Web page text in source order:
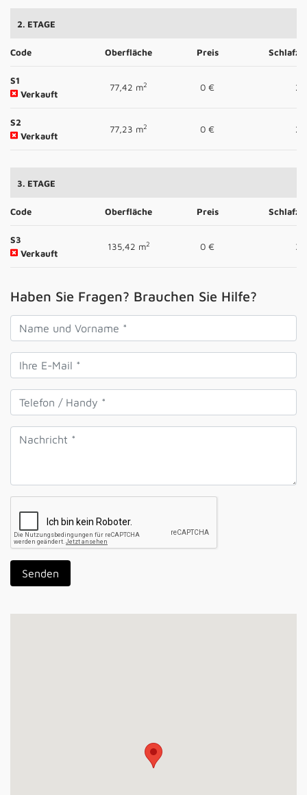
2. ETAGE
Code Oberfläche Preis
S1
Verkauft
77,42 m2 0 € 2
S2
Verkauft
77,23 m2 0 € 2
3. ETAGE
Code Oberfläche Preis
S3
Verkauft
135,42 m2 0 € 3
Haben Sie Fragen? Brauchen Sie Hilfe?
Senden